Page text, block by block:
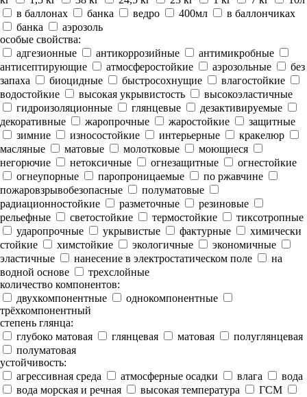
в баллонах
банка ведро 400мл
в баллончиках
банка
аэрозоль
особые свойства:
адгезионные
антикоррозийные
антимикробные
антисептирующие
атмосферостойкие аэрозольные
без
запаха
биоцидные быстросохнущие
влагостойкие
водостойкие
высокая укрывистость
высокоэластичные
гидроизоляционные
глянцевые
дезактивируемые
декоративные
жаропрочные жаростойкие
защитные
зимние
износостойкие интерьерные
кракелюр
масляные
матовые молотковые
моющиеся
негорючие
нетоксичные огнезащитные
огнестойкие
огнеупорные
паропроницаемые
по ржавчине
пожаровзрывобезопасные
полуматовые
радиационностойкие
разметочные
резиновые
рельефные
светостойкие термостойкие
тиксотропные
ударопрочные
укрывистые фактурные
химически
стойкие
химстойкие экологичные
экономичные
эластичные
нанесение в электростатическом поле
на
водной основе
трехслойные
количество компонентов:
двухкомпонентные
однокомпонентные
трёхкомпонентный
степень глянца:
глубоко матовая
глянцевая матовая
полуглянцевая
полуматовая
устойчивость:
агрессивная среда
атмосферные осадки влага
вода
вода морская и речная
высокая температура
ГСМ